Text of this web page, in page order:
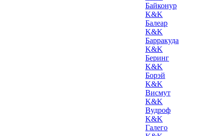
Байконур
K&K
Балеар
K&K
Барракуда
K&K
Беринг
K&K
Борэй
K&K
Висмут
K&K
Вудроф
K&K
Галего